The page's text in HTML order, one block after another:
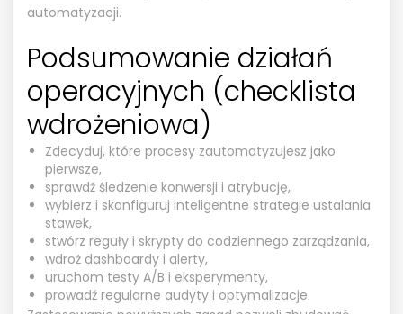
automatyzacji.
Podsumowanie działań
operacyjnych (checklista
wdrożeniowa)
Zdecyduj, które procesy zautomatyzujesz jako
pierwsze,
sprawdź śledzenie konwersji i atrybucję,
wybierz i skonfiguruj inteligentne strategie ustalania
stawek,
stwórz reguły i skrypty do codziennego zarządzania,
wdroż dashboardy i alerty,
uruchom testy A/B i eksperymenty,
prowadź regularne audyty i optymalizacje.